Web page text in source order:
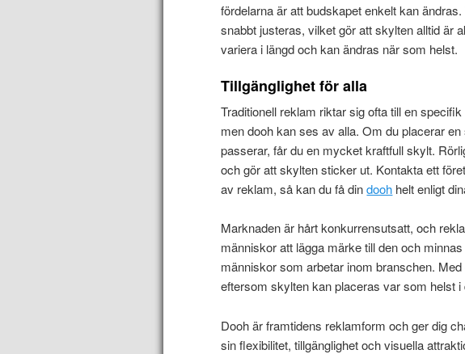
fördelarna är att budskapet enkelt kan
snabbt justeras, vilket gör att skylten alltid är
variera i längd och kan ändras när som helst.
Tillgänglighet för alla
Traditionell reklam riktar sig ofta till en
men dooh kan ses av alla. Om du placerar
passerar, får du en mycket kraftfull skylt.
och gör att skylten sticker ut. Kontakta ett
av reklam, så kan du få dindooh helt enligt
Marknaden är hårt konkurrensutsatt, och
människor att lägga märke till den och
människor som arbetar inom branschen.
eftersom skylten kan placeras var som helst i
Dooh är framtidens reklamform och ger dig
sin flexibilitet, tillgänglighet och visuella